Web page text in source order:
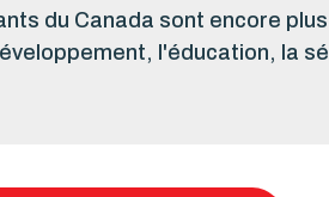
du Canada sont encore
l'éducation, la